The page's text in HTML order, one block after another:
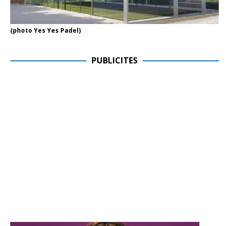
(photo Yes Yes Padel)
PUBLICITES